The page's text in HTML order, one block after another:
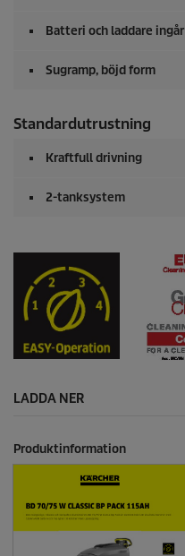
Batteri och laddare ingår
Sugramp, böjd form
Standardutrustning
Kraftfull drivning
2-tanksystem
LADDA NER
Produktinformation